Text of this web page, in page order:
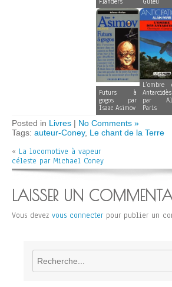
Futurs à
gogos par
Isaac Asimov
L’ombre
Antarcidès
par
Paris
Posted in Livres | No Comments »
Tags: auteur-Coney, Le chant de la Terre
« La locomotive à vapeur
céleste par Michael Coney
LAISSER UN
Vous devez vous connecter pour publier un
Rechercher